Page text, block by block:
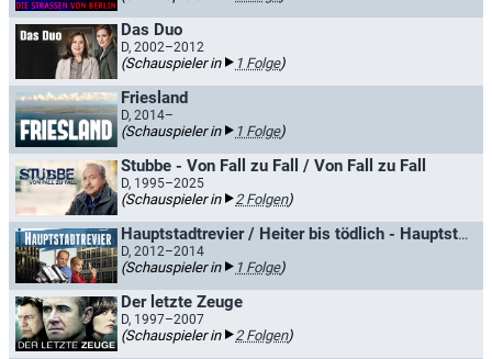
Das Duo
D, 2002–2012
(Schauspieler in 1 Folge)
Friesland
D, 2014–
(Schauspieler in 1 Folge)
Stubbe - Von Fall zu Fall / Von Fall zu Fall
D, 1995–2025
(Schauspieler in 2 Folgen)
Hauptstadtrevier / Heiter bis tödlich - Hauptstadtrevier
D, 2012–2014
(Schauspieler in 1 Folge)
Der letzte Zeuge
D, 1997–2007
(Schauspieler in 2 Folgen)